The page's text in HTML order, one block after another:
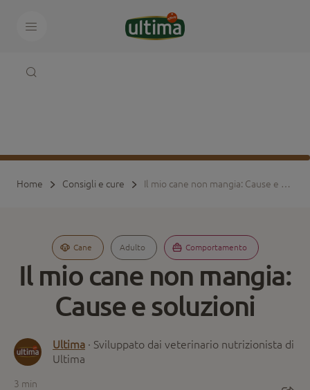
Home Consigli e cure Il mio cane non mangia: Cause e soluzioni
Cane Adulto Comportamento
Il mio cane non mangia:
Cause e soluzioni
Ultima · Sviluppato dai veterinario nutrizionista di
Ultima
3 min